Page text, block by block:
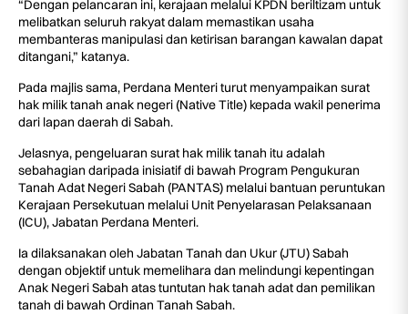
“Dengan pelancaran ini, kerajaan melalui KPDN beriltizam untuk
melibatkan seluruh rakyat dalam memastikan usaha
membanteras manipulasi dan ketirisan barangan kawalan dapat
ditangani,” katanya.
Pada majlis sama, Perdana Menteri turut menyampaikan surat
hak milik tanah anak negeri (Native Title) kepada wakil penerima
dari lapan daerah di Sabah.
Jelasnya, pengeluaran surat hak milik tanah itu adalah
sebahagian daripada inisiatif di bawah Program Pengukuran
Tanah Adat Negeri Sabah (PANTAS) melalui bantuan peruntukan
Kerajaan Persekutuan melalui Unit Penyelarasan Pelaksanaan
(ICU), Jabatan Perdana Menteri.
Ia dilaksanakan oleh Jabatan Tanah dan Ukur (JTU) Sabah
dengan objektif untuk memelihara dan melindungi kepentingan
Anak Negeri Sabah atas tuntutan hak tanah adat dan pemilikan
tanah di bawah Ordinan Tanah Sabah.